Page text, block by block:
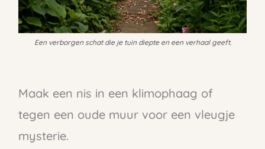
Een verborgen schat die je tuin diepte en een verhaal geeft.
Maak een nis in een klimophaag of
tegen een oude muur voor een vleugje
mysterie.